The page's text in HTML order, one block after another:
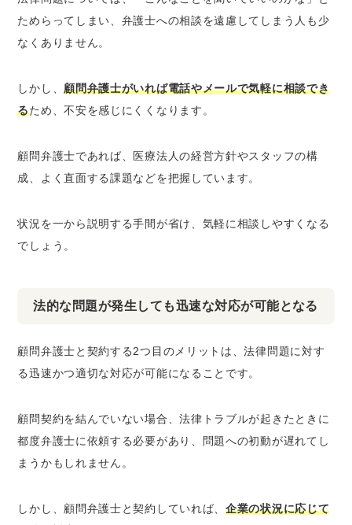
ためらってしまい、弁護士への相談を遠慮してしまう人も少
なくありません。
しかし、顧問弁護士がいれば電話やメールで気軽に相談でき
るため、不安を感じにくくなります。
顧問弁護士であれば、医療法人の経営方針やスタッフの構
成、よく直面する課題などを把握しています。
状況を一から説明する手間が省け、気軽に相談しやすくなる
でしょう。
法的な問題が発生しても迅速な対応が可能となる
顧問弁護士と契約する2つ目のメリットは、法律問題に対す
る迅速かつ適切な対応が可能になることです。
顧問契約を結んでいない場合、法律トラブルが起きたときに
都度弁護士に依頼する必要があり、問題への初動が遅れてし
まうかもしれません。
しかし、顧問弁護士と契約していれば、企業の状況に応じて